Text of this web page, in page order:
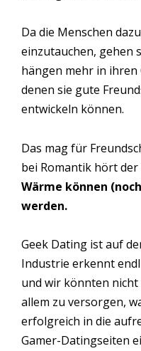
Da die Menschen
einzutauchen, gehen
hängen mehr in
denen sie gute
entwickeln können.
Das mag für
bei Romantik hört
Wärme können
werden.
Geek Dating ist auf
Industrie erkennt
und wir könnten
allem zu versorgen,
erfolgreich in die
Gamer-Datingseiten